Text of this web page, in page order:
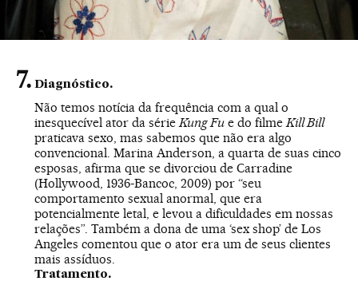
Diagnóstico.
Não temos notícia da frequência com a qual o
inesquecível ator da sérieKung Fu e do filmeKill Bill
praticava sexo, mas sabemos que não era algo
convencional. Marina Anderson, a quarta de suas cinco
esposas, afirma que se divorciou de Carradine
(Hollywood, 1936-Bancoc, 2009) por “seu
comportamento sexual anormal, que era
potencialmente letal, e levou a dificuldades em nossas
relações”. Também a dona de uma ‘sex shop’ de Los
Angeles comentou que o ator era um de seus clientes
mais assíduos.
Tratamento.